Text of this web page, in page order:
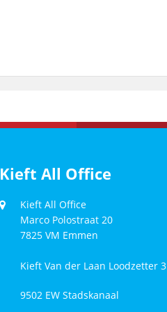
Kieft All Office
Kieft All Office
Marco Polostraat 20
7825 VM Emmen
Kieft Van der Laan Loodzetter 3
9502 EW Stadskanaal